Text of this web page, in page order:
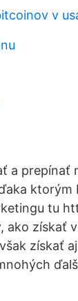
v
a
tu
ako získať
získať